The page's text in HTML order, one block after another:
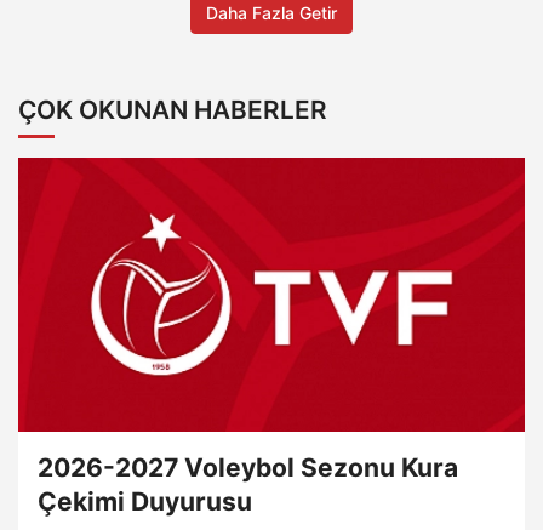
Daha Fazla Getir
ÇOK OKUNAN HABERLER
2026-2027 Voleybol Sezonu Kura
Çekimi Duyurusu